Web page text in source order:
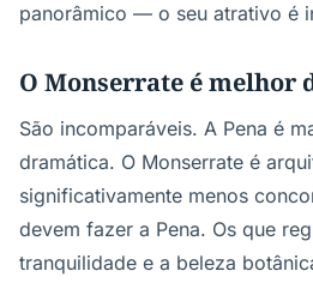
panorâmico — o seu atrativo é
O Monserrate é melhor
São incomparáveis. A Pena é
dramática. O Monserrate é
significativamente menos
devem fazer a Pena. Os que
tranquilidade e a beleza